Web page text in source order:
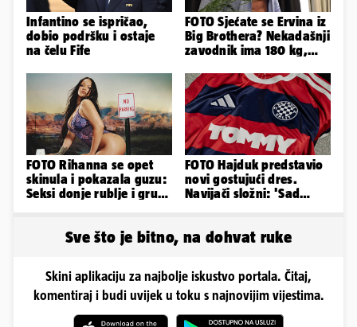
Infantino se ispričao,
dobio podršku i ostaje
na čelu Fife
FOTO Sjećate se Ervina iz
Big Brothera? Nekadašnji
zavodnik ima 180 kg,
FOTO Rihanna se opet
skinula i pokazala guzu:
Seksi donje rublje i grudi
FOTO Hajduk predstavio
novi gostujući dres.
Navijači složni: 'Sad
Sve što je bitno, na dohvat ruke
Skini aplikaciju za najbolje iskustvo portala. Čitaj,
komentiraj i budi uvijek u toku s najnovijim vijestima.